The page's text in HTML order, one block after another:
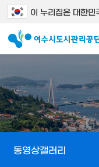
이 누리집은 대한민
동영상갤러리